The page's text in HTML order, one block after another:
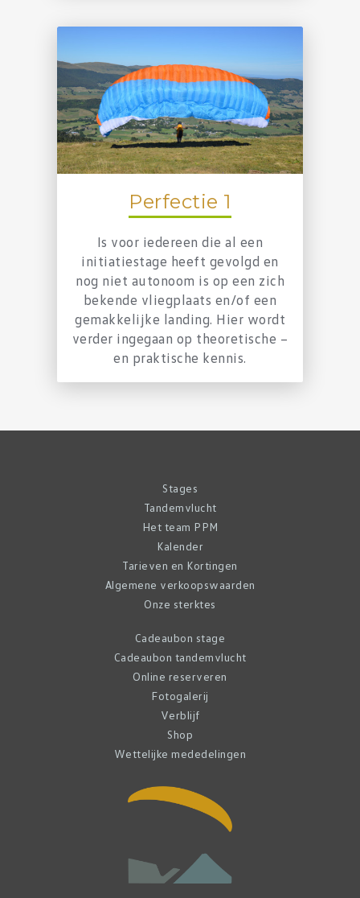
Perfectie 1
Is voor iedereen die al een
initiatiestage heeft gevolgd en
nog niet autonoom is op een zich
bekende vliegplaats en/of een
gemakkelijke landing. Hier wordt
verder ingegaan op theoretische –
en praktische kennis.
Stages
Tandemvlucht
Het team PPM
Kalender
Tarieven en Kortingen
Algemene verkoopswaarden
Onze sterktes
Cadeaubon stage
Cadeaubon tandemvlucht
Online reserveren
Fotogalerij
Verblijf
Shop
Wettelijke mededelingen